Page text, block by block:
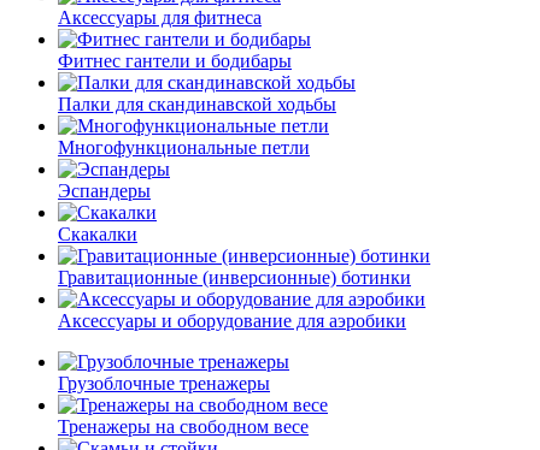
Аксессуары для фитнеса
Фитнес гантели и бодибары
Палки для скандинавской ходьбы
Многофункциональные петли
Эспандеры
Скакалки
Гравитационные (инверсионные) ботинки
Аксессуары и оборудование для аэробики
Грузоблочные тренажеры
Тренажеры на свободном весе